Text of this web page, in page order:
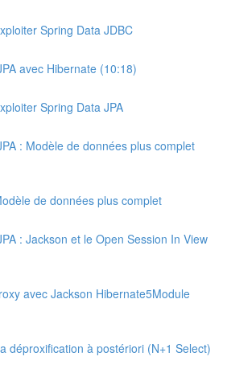
Spring Data JDBC
avec Hibernate (10:18)
Spring Data JPA
: Modèle de données plus complet
de données plus complet
: Jackson et le Open Session In View
avec Jackson Hibernate5Module
déproxification à postériori (N+1 Select)